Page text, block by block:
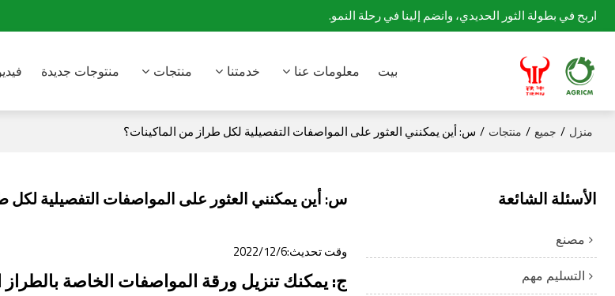
اربح في بطولة الثور الحديدي، وانضم إلينا في رحلة النمو.
بيت معلومات عنا خدمتنا منتجات منتوجات جديدة
منزل / جميع / منتجات / س: أين يمكنني العثور على المواصفات التفصيلية لكل طراز من الماكينات؟
س: أين يمكنني العثور على المواصفات التفصيلية لكل
وقت تحديث:2022/12/6
ج: يمكنك تنزيل ورقة المواصفات الخاصة
الأسئلة الشائعة
مصنع
التسليم مهم